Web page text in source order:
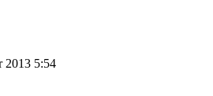
2013 5:54